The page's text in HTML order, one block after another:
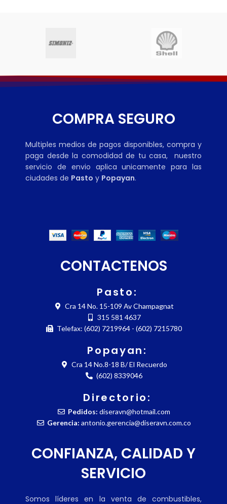
COMPRA SEGURO
Multiples medios de pagos disponibles, compra y
paga desde la comodidad de tu casa, nuestro
servicio de envio aplica unicamente para las
ciudades de Pasto y Popayan.
CONTACTENOS
Pasto:
Cra 14 No. 15-109 Av Champagnat
315 581 4637
Telefax: (602) 7219964 - (602) 7215780
Popayan:
Cra 14 No.8-18 B/ El Recuerdo
(602) 8339046
Directorio:
Pedidos: diseravn@hotmail.com
Gerencia: antonio.gerencia@diseravn.com.co
CONFIANZA, CALIDAD Y
SERVICIO
Somos líderes en la venta de combustibles,